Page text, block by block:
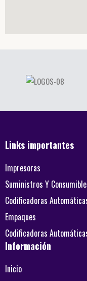
Links importantes
Impresoras
Suministros Y
Codificadoras
Empaques
Codificadoras
Información
Inicio